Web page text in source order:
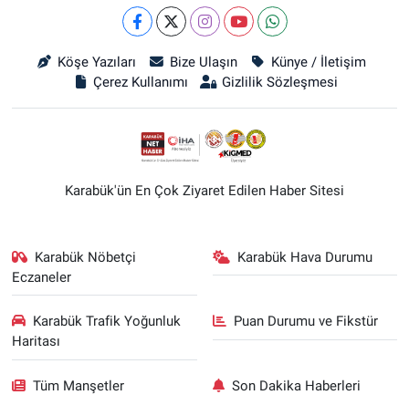
Köşe Yazıları Bize Ulaşın
Künye / İletişim
Çerez Kullanımı
Gizlilik Sözleşmesi
Karabük'ün En Çok Ziyaret Edilen Haber Sitesi
Karabük Nöbetçi
Eczaneler
Karabük Hava Durumu
Karabük Trafik Yoğunluk
Haritası
Puan Durumu ve Fikstür
Tüm Manşetler Son Dakika Haberleri